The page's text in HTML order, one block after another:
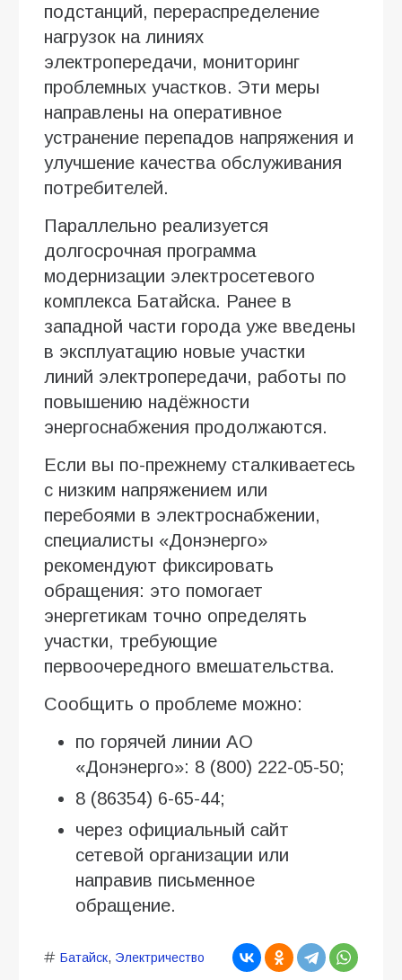
подстанций, перераспределение
нагрузок на линиях
электропередачи, мониторинг
проблемных участков. Эти меры
направлены на оперативное
устранение перепадов напряжения и
улучшение качества обслуживания
потребителей.
Параллельно реализуется
долгосрочная программа
модернизации электросетевого
комплекса Батайска. Ранее в
западной части города уже введены
в эксплуатацию новые участки
линий электропередачи, работы по
повышению надёжности
энергоснабжения продолжаются.
Если вы по-прежнему сталкиваетесь
с низким напряжением или
перебоями в электроснабжении,
специалисты «Донэнерго»
рекомендуют фиксировать
обращения: это помогает
энергетикам точно определять
участки, требующие
первоочередного вмешательства.
Сообщить о проблеме можно:
по горячей линии АО
«Донэнерго»: 8 (800) 222-05-50;
8 (86354) 6-65-44;
через официальный сайт
сетевой организации или
направив письменное
обращение.
Батайск, Электричество